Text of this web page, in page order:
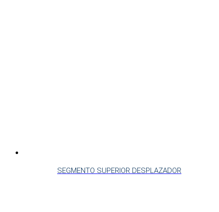
SEGMENTO SUPERIOR DESPLAZADOR